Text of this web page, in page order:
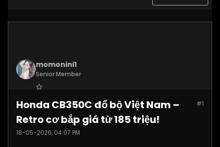
momonini1
Senior Member
Posts:5399 #1
Honda CB350C đổ bộ Việt Nam –
Retro cơ bắp giá từ 185 triệu!
18-05-2026, 04:07 PM